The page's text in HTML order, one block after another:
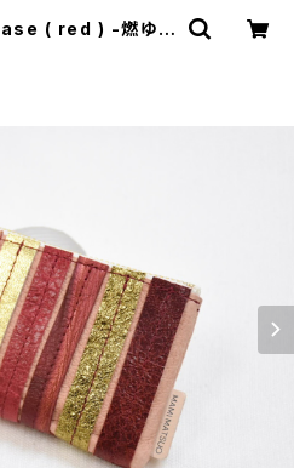
( red ) -燃ゆる